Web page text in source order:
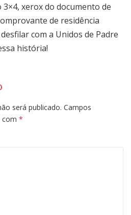
xerox do documento de
de residência
com a Unidos de Padre
história!
será publicado. Campos
com *